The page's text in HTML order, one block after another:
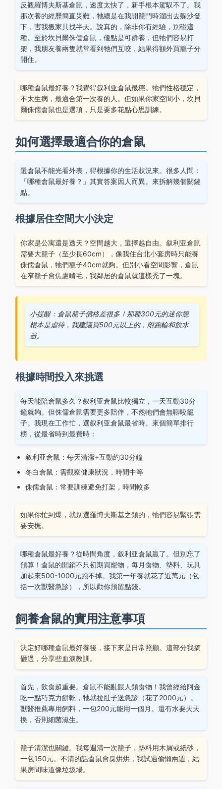
反觀羅博夫斯基倉鼠，速度太快了，新手根本駕馭不了。我
那次養的經歷簡直災難，牠總是在我開籠門時溜出去躲沙發
下，害我搬家具找半天。說真的，除非你有經驗，別碰這
種。至於坎貝爾侏儒倉鼠，優點是可群養，但牠們容易打
架，我朋友養兩隻就常看到牠們互咬，結果得額外買籠子分
開住。
哪種倉鼠最好養？我覺得叙利亚倉鼠最穩。牠們性格穩定，
不太生病，最適合第一次養的人。但如果你家空間小，坎貝
爾侏儒倉鼠也是選項，只是要多花點心思訓練。
如何選擇最適合你的倉鼠
選倉鼠不能光看外表，得根據你的生活狀況來。很多人問：
「哪種倉鼠最好養？」其實答案因人而異。來拆解幾個關鍵
點。
根據居住空間大小決定
你家是公寓還是透天？空間越大，選擇越自由。叙利亚倉鼠
需要大籠子（至少長60cm），像我住台北小套房時只能養
侏儒倉鼠，牠們籠子40cm就夠。但別小看空間影響，倉鼠
在窄籠子會焦慮啃毛，我鄰居的倉鼠就這樣禿了一塊。
小提醒：倉鼠籠子價格差很多！那種300元的迷你籠
根本是虐待，我建議買500元以上的，附跑輪和飲水
器。
根據時間投入來挑選
每天能陪倉鼠多久？叙利亚倉鼠比較獨立，一天互動30分
鐘就夠。但侏儒倉鼠需要更多陪伴，不然牠們會無聊咬籠
子。我現在工作忙，選叙利亚倉鼠最省時。來個簡單排行
榜，從最省時到最費時：
叙利亚倉鼠：每天清潔+互動約30分鐘
冬白倉鼠：需觀察健康狀況，時間中等
侏儒倉鼠：常要訓練避免打架，時間較多
如果你忙到爆，就别選羅博夫斯基之類的，牠們容易緊張需
要安撫。
哪種倉鼠最好養？從時間角度，叙利亚倉鼠贏了。但別忘了
預算！倉鼠的開銷不只初期買寵物，每月食物、墊料、玩具
加起來500-1000元跑不掉。我第一年養就花了近萬元（包
括一次獸醫急診），所以勸你預留點錢。
飼養倉鼠的實用注意事項
決定好哪種倉鼠最好養後，接下來是日常照顧。這部分我搞
砸過，分享些血淚教訓。
首先，飲食超重要。倉鼠不能亂餵人類食物！我曾經給阿金
吃一點巧克力餅乾，牠就拉肚子送急診（花了2000元）。
獸醫推薦專用飼料，一包200元能用一個月。還有水要天天
換，否則細菌滋生。
籠子清潔也關鍵。我每週清一次籠子，墊料用木屑或紙砂，
一包150元。不清的話倉鼠會臭烘烘，我試過偷懶兩週，結
果房間味道像垃圾場。